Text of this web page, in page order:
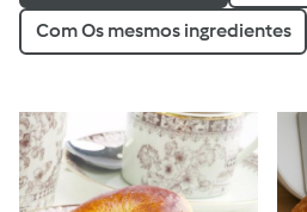
Com Os mesmos ingredientes